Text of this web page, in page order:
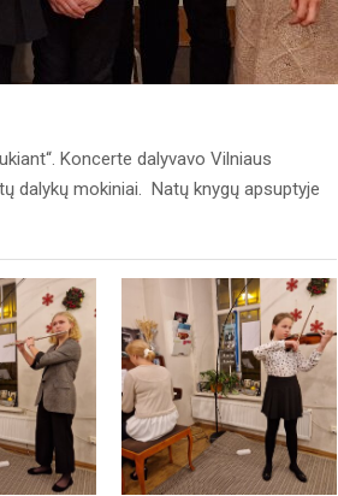
Koncerte dalyvavo Vilniaus
dalykų mokiniai. Natų knygų apsuptyje